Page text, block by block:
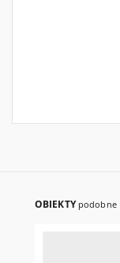
OBIEKTY podobne